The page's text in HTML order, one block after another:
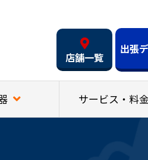
店舗一覧
出張
サービス・料